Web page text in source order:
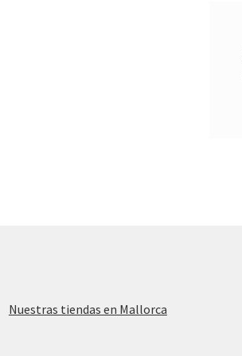
Nuestras tiendas en Mallorca